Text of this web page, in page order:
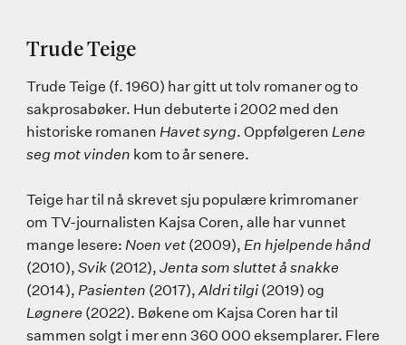
Trude Teige
Trude Teige (f. 1960) har gitt ut tolv romaner og to
sakprosabøker. Hun debuterte i 2002 med den
historiske romanen Havet syng. Oppfølgeren Lene
seg mot vinden kom to år senere.
Teige har til nå skrevet sju populære krimromaner
om TV-journalisten Kajsa Coren, alle har vunnet
mange lesere: Noen vet (2009), En hjelpende hånd
(2010), Svik (2012), Jenta som sluttet å snakke
(2014), Pasienten (2017), Aldri tilgi (2019) og
Løgnere (2022). Bøkene om Kajsa Coren har til
sammen solgt i mer enn 360 000 eksemplarer. Flere